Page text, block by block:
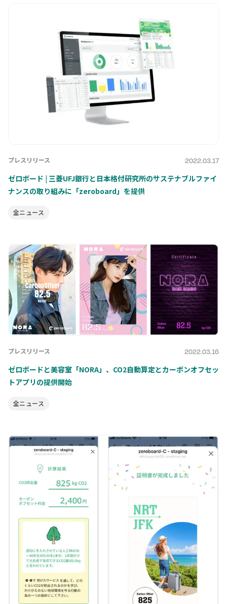
プレスリリース 2022.03.17
ゼロボード | 三菱UFJ銀行と日本格付研究所のサステナブルファイ
ナンスの取り組みに「zeroboard」を提供
全ニュース
プレスリリース 2022.03.16
ゼロボードと美容室「NORA」、CO2自動算定とカーボンオフセッ
トアプリの提供開始
全ニュース